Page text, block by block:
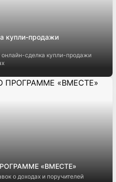
купли-продажи
онлайн-сделка купли-продажи
«ВМЕСТЕ»
о доходах и поручителей